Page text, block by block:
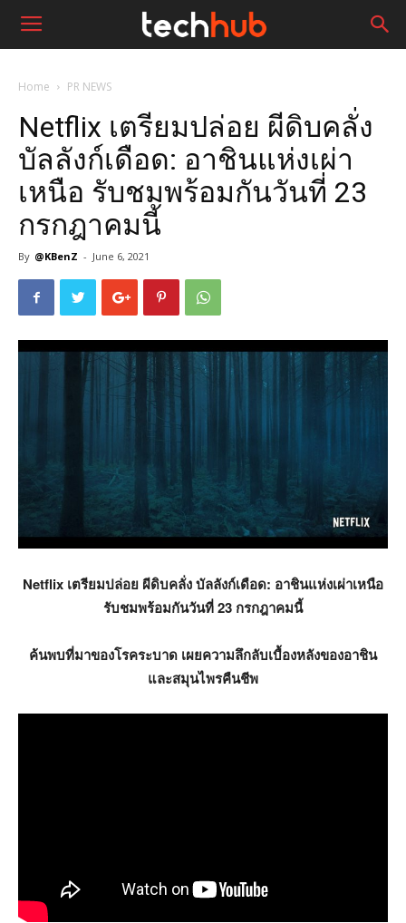
Home PR NEWS
Netflix เตรียมปล่อย ผีดิบคลั่ง
บัลลังก์เดือด: อาชินแห่งเผ่า
เหนือ รับชมพร้อมกันวันที่ 23
กรกฎาคมนี้
By @KBenZ - June 6, 2021
Netflix เตรียมปล่อย ผีดิบคลั่ง บัลลังก์เดือด: อาชินแห่งเผ่าเหนือ
รับชมพร้อมกันวันที่ 23 กรกฎาคมนี้
ค้นพบที่มาของโรคระบาด เผยความลึกลับเบื้องหลังของอาชิน
และสมุนไพรคืนชีพ